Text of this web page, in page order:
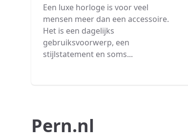
Een luxe horloge is voor veel
mensen meer dan een accessoire.
Het is een dagelijks
gebruiksvoorwerp, een
stijlstatement en soms...
Pern.nl